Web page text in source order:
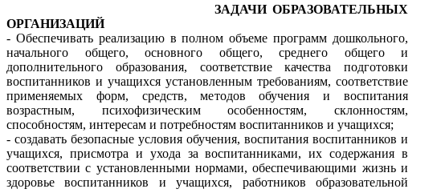
ЗАДАЧИ ОБРАЗОВАТЕЛЬНЫХ
ОРГАНИЗАЦИЙ
- Обеспечивать реализацию в полном объеме программ дошкольного,
начального общего, основного общего, среднего общего и
дополнительного образования, соответствие качества подготовки
воспитанников и учащихся установленным требованиям, соответствие
применяемых форм, средств, методов обучения и воспитания
возрастным, психофизическим особенностям, склонностям,
способностям, интересам и потребностям воспитанников и учащихся;
- создавать безопасные условия обучения, воспитания воспитанников и
учащихся, присмотра и ухода за воспитанниками, их содержания в
соответствии с установленными нормами, обеспечивающими жизнь и
здоровье воспитанников и учащихся, работников образовательной